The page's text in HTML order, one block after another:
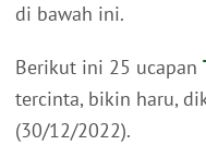
di bawah ini.
Berikut ini 25 ucapan
tercinta, bikin haru,
(30/12/2022).